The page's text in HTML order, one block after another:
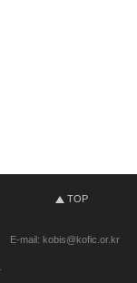
TOP
E-mail: kobis@kofic.or.kr